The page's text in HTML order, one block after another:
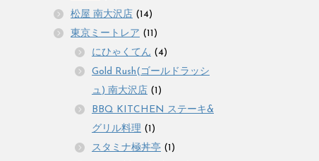
松屋 南大沢店 (14)
東京ミートレア (11)
にひゃくてん (4)
Gold Rush(ゴールドラッシ
ュ) 南大沢店 (1)
BBQ KITCHEN ステーキ&
グリル料理 (1)
スタミナ極丼亭 (1)